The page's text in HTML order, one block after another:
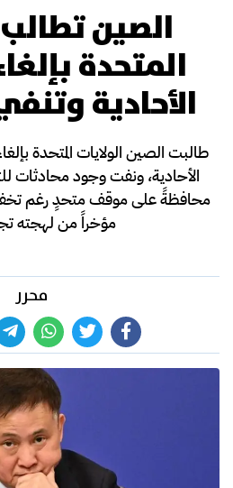
الصين تطالب
المتحدة
الأحادية
طالبت الصين الولايات المتحدة
الأحادية، ونفت وجود محادثات
محافظةً على موقف متحدٍ رغم
مؤخراً من لهجته
محرر